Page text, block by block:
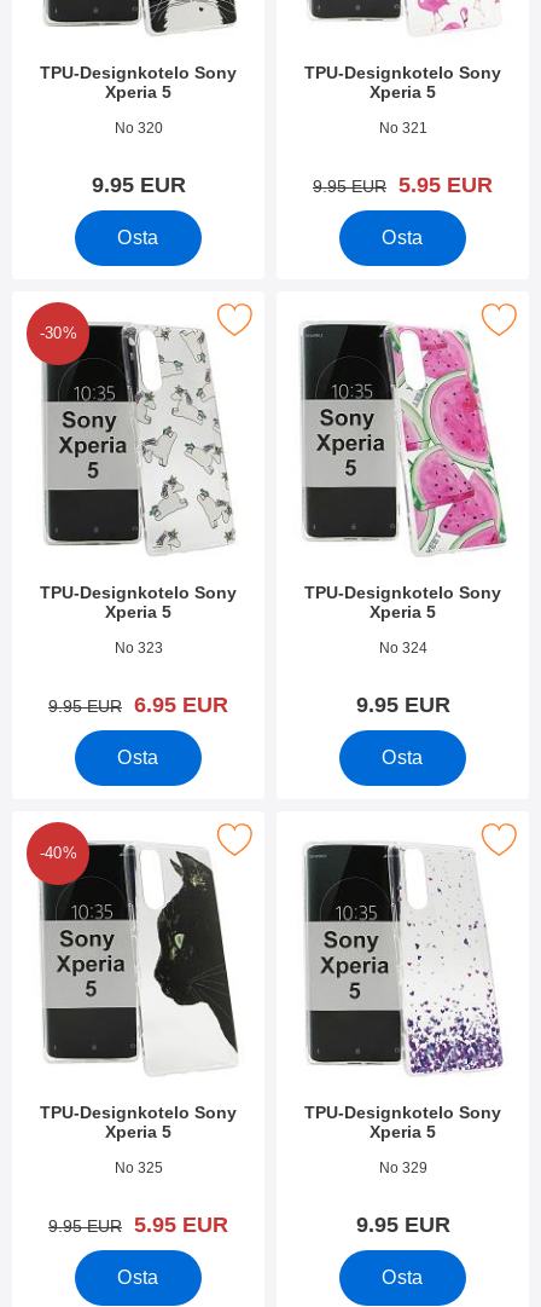
TPU-Designkotelo Sony
Xperia 5
Tuote.nro 34165
No 320
9.95 EUR
Osta
TPU-Designkotelo Sony
Xperia 5
Tuote.nro 34164
No 321
vanha hinta
9.95 EUR uusi hinta
5.95 EUR
Osta
-30%
TPU-Designkotelo Sony
Xperia 5
Tuote.nro 34162
No 323
vanha hinta
9.95 EUR uusi hinta
6.95 EUR
Osta
Merkitse tPU-Designkotelo Sony Xperia 5 suosikiksi
TPU-Designkotelo Sony
Xperia 5
Tuote.nro 34161
No 324
9.95 EUR
Osta
Merkitse tPU-Designkotelo
-40%
TPU-Designkotelo Sony
Xperia 5
Tuote.nro 34160
No 325
vanha hinta
9.95 EUR uusi hinta
5.95 EUR
Osta
Merkitse tPU-Designkotelo Sony Xperia 5 suosikiksi
TPU-Designkotelo Sony
Xperia 5
Tuote.nro 34159
No 329
9.95 EUR
Osta
Merkitse tPU-Designkotelo